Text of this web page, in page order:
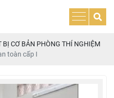
BỊ CƠ BẢN PHÒNG THÍ NGHIỆM
toàn cấp I